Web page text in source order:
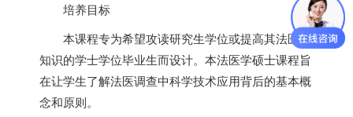
培养目标
本课程专为希望攻读研究生学位或提高其法医学
知识的学士学位毕业生而设计。本法医学硕士课程旨
在让学生了解法医调查中科学技术应用背后的基本概
念和原则。